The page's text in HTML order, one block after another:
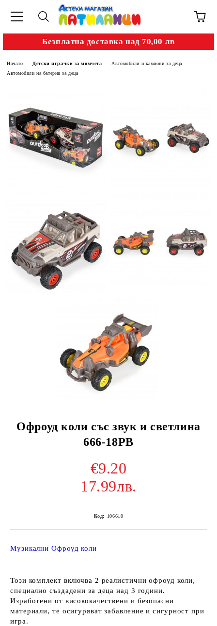
Безплатна доставка над 70,00 лв
Начало Детски играчки за момчета
Автомобили и камиони за деца
Автомобили на батерии за деца
Офроуд коли със звук и светлина
666-18PB
€9.20
17.99лв.
Код: 106610
Музикални Офроуд коли
Този комплект включва 2 реалистични офроуд коли,
специално създадени за деца над 3 години.
Изработени от висококачествени и безопасни
материали, те осигуряват забавление и сигурност при
игра.